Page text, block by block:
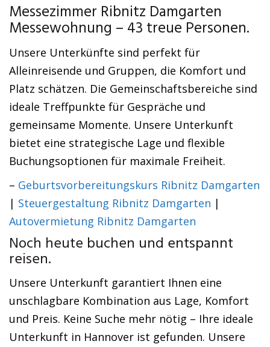
Messezimmer Ribnitz Damgarten
Messewohnung – 43 treue Personen.
Unsere Unterkünfte sind perfekt für
Alleinreisende und Gruppen, die Komfort und
Platz schätzen. Die Gemeinschaftsbereiche sind
ideale Treffpunkte für Gespräche und
gemeinsame Momente. Unsere Unterkunft
bietet eine strategische Lage und flexible
Buchungsoptionen für maximale Freiheit.
– Geburtsvorbereitungskurs Ribnitz Damgarten
| Steuergestaltung Ribnitz Damgarten |
Autovermietung Ribnitz Damgarten
Noch heute buchen und entspannt
reisen.
Unsere Unterkunft garantiert Ihnen eine
unschlagbare Kombination aus Lage, Komfort
und Preis. Keine Suche mehr nötig – Ihre ideale
Unterkunft in Hannover ist gefunden. Unsere